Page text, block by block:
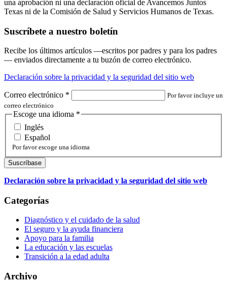
una aprobación ni una declaración oficial de Avancemos Juntos
Texas ni de la Comisión de Salud y Servicios Humanos de Texas.
Suscríbete a nuestro boletín
Recibe los últimos artículos —escritos por padres y para los padres
— enviados directamente a tu buzón de correo electrónico.
Declaración sobre la privacidad y la seguridad del sitio web
Correo electrónico *
Por favor incluye un
correo electrónico
Escoge una idioma *
Inglés
Español
Por favor escoge una idioma
Declaración sobre la privacidad y la seguridad del sitio web
Categorías
Diagnóstico y el cuidado de la salud
El seguro y la ayuda financiera
Apoyo para la familia
La educación y las escuelas
Transición a la edad adulta
Archivo